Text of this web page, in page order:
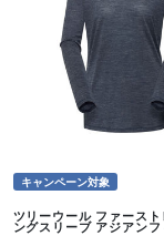
キャンペーン対象
ツリーウール ファース
ングスリーブ アジアンフ